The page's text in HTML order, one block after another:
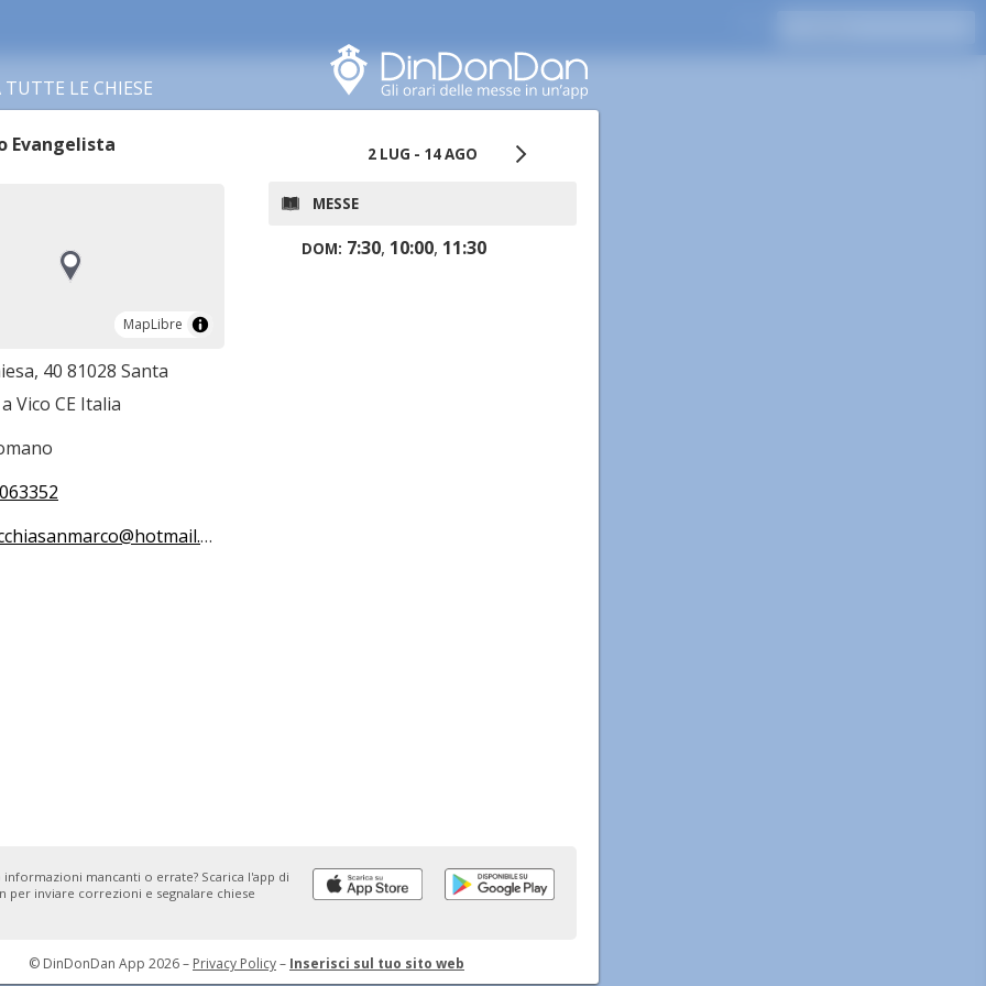
LE CHIESE
Evangelista
MapLibre
MapLibre
40 81028 Santa
Vico CE Italia
2 LUG - 14 AGO
MESSE
DOM: 7:30, 10:00, 11:30
informazioni mancanti o errate? Scarica l'app di
per inviare correzioni e segnalare chiese
© DinDonDan App 2026 – Privacy Policy– Inserisci sul tuo sito web